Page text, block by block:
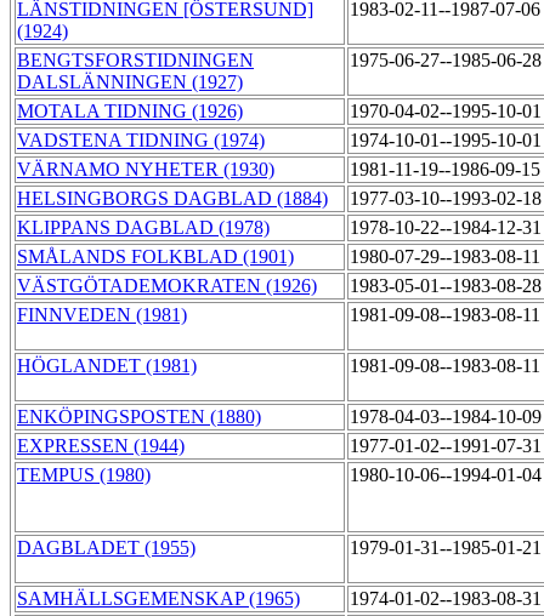
LÄNSTIDNINGEN [ÖSTERSUND]
(1924)
1983-02-11--1987-07-06
BENGTSFORSTIDNINGEN
DALSLÄNNINGEN (1927)
1975-06-27--1985-06-
MOTALA TIDNING (1926)
1970-04-02--1995-10-
VADSTENA TIDNING (1974)
1974-10-01--1995-10-
VÄRNAMO NYHETER (1930)
1981-11-19--1986-09-15
HELSINGBORGS DAGBLAD (1884)
1977-03-10--1993-02-
KLIPPANS DAGBLAD (1978)
1978-10-22--1984-12-
SMÅLANDS FOLKBLAD (1901)
1980-07-29--1983-08-11
VÄSTGÖTADEMOKRATEN (1926)
1983-05-01--1983-08-
FINNVEDEN (1981)
1981-09-08--1983-08-11
HÖGLANDET (1981) 1981-09-08--1983-08-11
ENKÖPINGSPOSTEN (1880)
1978-04-03--1984-10-
EXPRESSEN (1944)
1977-01-02--1991-07-
TEMPUS (1980)
1980-10-06--1994-01-
DAGBLADET (1955) 1979-01-31--1985-01-
SAMHÄLLSGEMENSKAP (1965)
1974-01-02--1983-08-